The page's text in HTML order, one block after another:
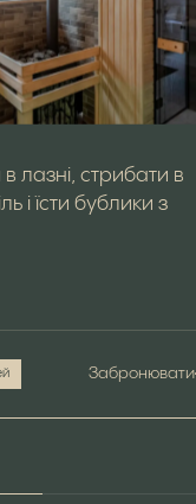
лазні, стрибати в
і їсти бублики з
Забронювати